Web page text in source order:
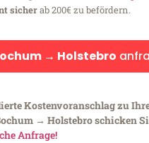
sicherab 200€ zu befördern.
→ Holstebro
Kostenvoranschlag zu
→ Holstebro schicken
Anfrage!